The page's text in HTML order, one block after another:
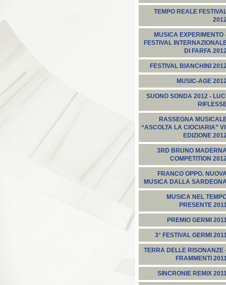
TEMPO REALE
2012
MUSICA EXPERIMENTO
FESTIVAL
DI FARFA 2012
FESTIVAL BIANCHINI 2012
MUSIC-AGE 2012
SUONO SONDA 2012 - LUCI
RASSEGNA
“ASCOLTA LA CIOCIARIA” VII
EDIZIONE 2012
3RD BRUNO MADERNA
COMPETITION 2012
FRANCO OPPO. NUOVA
MUSICA DALLA SARDEGNA
MUSICA NEL
PRESENTE 2011
PREMIO GERMI 2011
3° FESTIVAL GERMI 2011
TERRA DELLE RISONANZE
FRAMMENTI 2011
SINCRONIE REMIX 2011